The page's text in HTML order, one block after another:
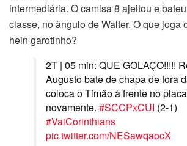
intermediária. O camisa 8 ajeitou e
classe, no ângulo de Walter. O que joga
hein garotinho?
2T | 05 min: QUE GOLAÇO!!!!!
Augusto bate de chapa de fora
coloca o Timão à frente no
novamente. #SCCPxCUI (2-1)
#VaiCorinthians
pic.twitter.com/NESawqaocX